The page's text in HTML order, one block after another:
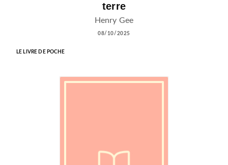
terre
Henry Gee
08/10/2025
LE LIVRE DE POCHE